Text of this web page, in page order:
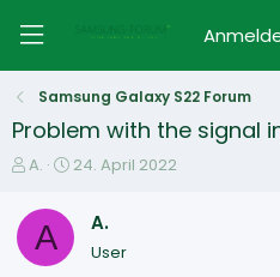
Samsung Galaxy S22 Forum
Problem with the signal
E
s
e
A.
E
t
24. April 2022
A A.
User